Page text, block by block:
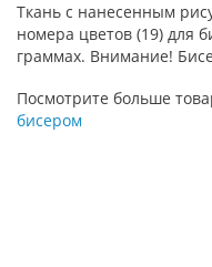
Ткань с нанесенным
номера цветов (19) для
граммах. Внимание!
Посмотрите больше
бисером